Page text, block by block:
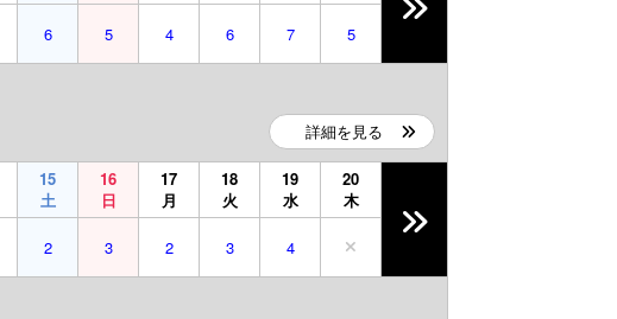
6 5 4 6 7 5
詳細を見る
15
土
16
日
17
月
18
火
19
水
20
木
2 3 2 3 4